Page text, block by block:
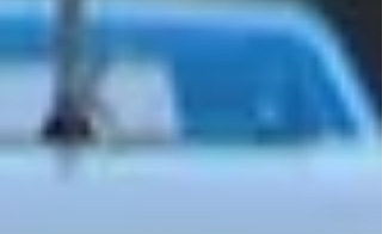
kollidierte zunächst mit einem Verkehrsschild und
dann mit dem Nissan eines 35-Jährigen, der gerade
den Kreisel befuhr. Verletzt wurde niemand. Beide